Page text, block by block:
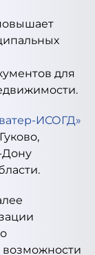
для
ИСОГД»
Дону